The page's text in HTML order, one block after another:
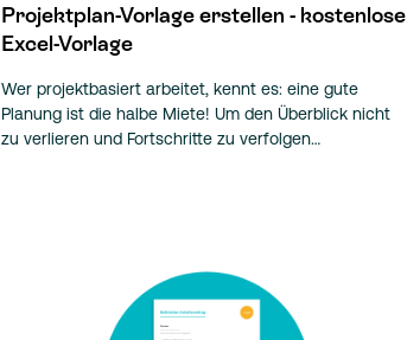
Projektplan-Vorlage erstellen - kostenlose
Excel-Vorlage
Wer projektbasiert arbeitet, kennt es: eine gute
Planung ist die halbe Miete! Um den Überblick nicht
zu verlieren und Fortschritte zu verfolgen…